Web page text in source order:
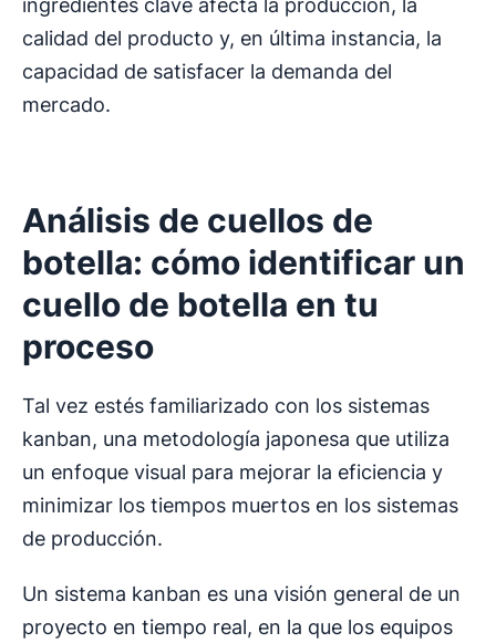
calidad del producto y, en última instancia, la
capacidad de satisfacer la demanda del
mercado.
Análisis de cuellos de
botella: cómo identificar un
cuello de botella en tu
proceso
Tal vez estés familiarizado con los sistemas
kanban, una metodología japonesa que utiliza
un enfoque visual para mejorar la eficiencia y
minimizar los tiempos muertos en los sistemas
de producción.
Un sistema kanban es una visión general de un
proyecto en tiempo real, en la que los equipos